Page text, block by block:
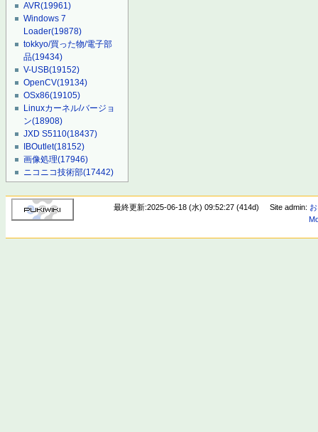
AVR(19961)
Windows 7
Loader(19878)
tokkyo/買った物/電子部
品(19434)
V-USB(19152)
OpenCV(19134)
OSx86(19105)
Linuxカーネル/バージョ
ン(18908)
JXD S5110(18437)
IBOutlet(18152)
画像処理(17946)
ニコニコ技術部(17442)
最終更新:2025-06-18 (水) 09:52:27 (414d) Site admin: